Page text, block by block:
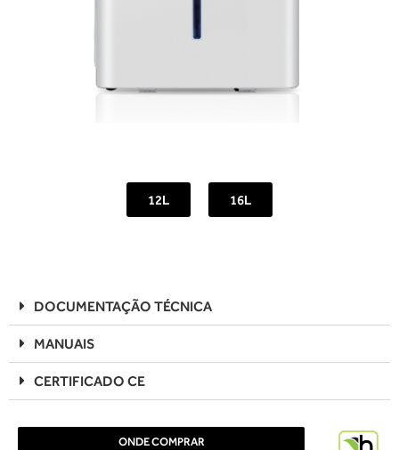
12L 16L
DOCUMENTAÇÃO TÉCNICA
MANUAIS
CERTIFICADO CE
ONDE COMPRAR